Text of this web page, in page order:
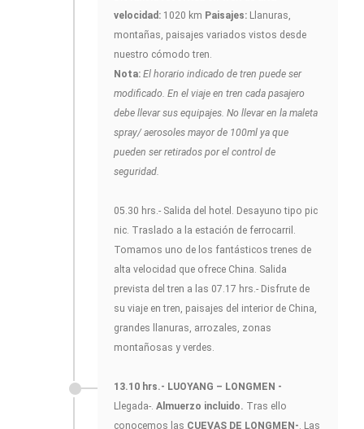
velocidad: 1020 km Paisajes: Llanuras,
montañas, paisajes variados vistos desde
nuestro cómodo tren.
Nota: El horario indicado de tren puede ser
modificado. En el viaje en tren cada pasajero
debe llevar sus equipajes. No llevar en la maleta
spray/ aerosoles mayor de 100ml ya que
pueden ser retirados por el control de
seguridad.
05.30 hrs.- Salida del hotel. Desayuno tipo pic
nic. Traslado a la estación de ferrocarril.
Tomamos uno de los fantásticos trenes de
alta velocidad que ofrece China. Salida
prevista del tren a las 07.17 hrs.- Disfrute de
su viaje en tren, paisajes del interior de China,
grandes llanuras, arrozales, zonas
montañosas y verdes.
13.10 hrs.- LUOYANG – LONGMEN -
Llegada-. Almuerzo incluido. Tras ello
conocemos las CUEVAS DE LONGMEN- . Las